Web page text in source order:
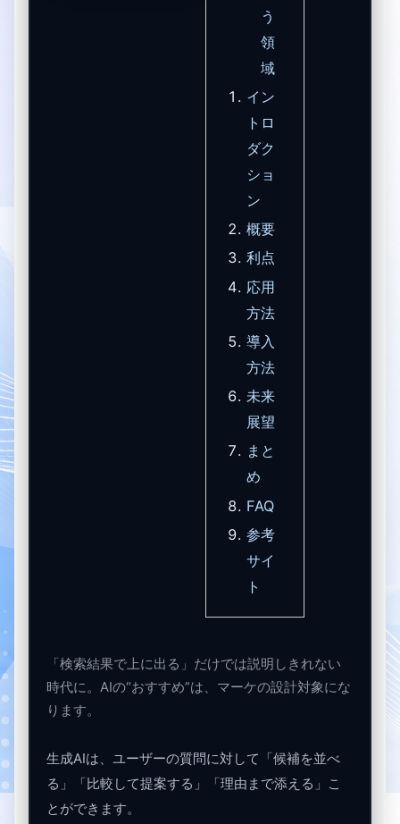
う
領
域
イン
トロ
ダク
ショ
ン
概要
利点
応用
方法
導入
方法
未来
展望
まと
め
FAQ
参考
サイ
ト
「検索結果で上に出る」だけでは説明しきれない
時代に。AIの“おすすめ”は、マーケの設計対象にな
ります。
生成AIは、ユーザーの質問に対して「候補を並べ
る」「比較して提案する」「理由まで添える」こ
とができます。